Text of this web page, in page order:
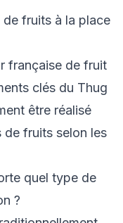
fruits à la place
française de fruit
clés du Thug
être réalisé
fruits selon les
quel type de
?